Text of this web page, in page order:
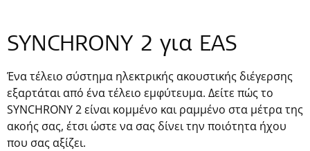
SYNCHRONY 2 για EAS
Ένα τέλειο σύστημα ηλεκτρικής ακουστικής διέγερσης
εξαρτάται από ένα τέλειο εμφύτευμα. Δείτε πώς το
SYNCHRONY 2 είναι κομμένο και ραμμένο στα μέτρα της
ακοής σας, έτσι ώστε να σας δίνει την ποιότητα ήχου
που σας αξίζει.